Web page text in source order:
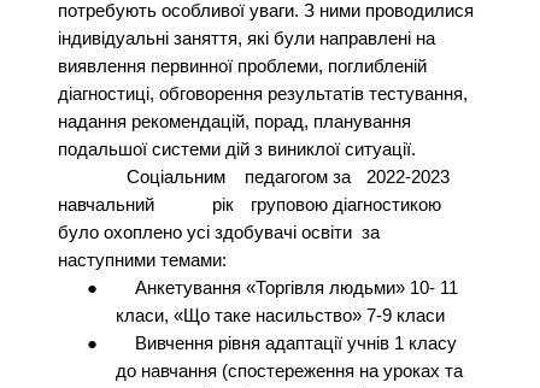
потребують особливої уваги. З ними проводилися
індивідуальні заняття, які були направлені на
виявлення первинної проблеми, поглибленій
діагностиці, обговорення результатів тестування,
надання рекомендацій, порад, планування
подальшої системи дій з виниклої ситуації.
Соціальним педагогом за
2022-2023
навчальний
рік
груповою діагностикою
було охоплено усі здобувачі освіти за
наступними темами:
●
Анкетування «Торгівля людьми» 10- 11
класи, «Що таке насильство» 7-9 класи
●
Вивчення рівня адаптації учнів 1 класу
до навчання (спостереження на уроках та